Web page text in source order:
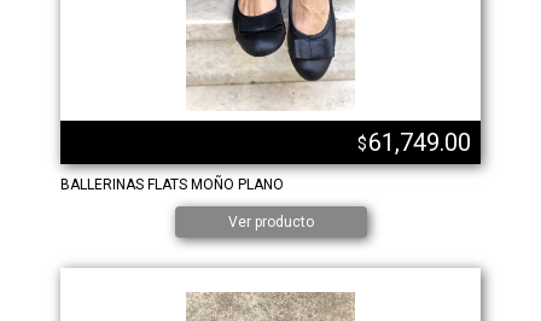
$61,749.00
BALLERINAS FLATS MOÑO PLANO
Ver producto